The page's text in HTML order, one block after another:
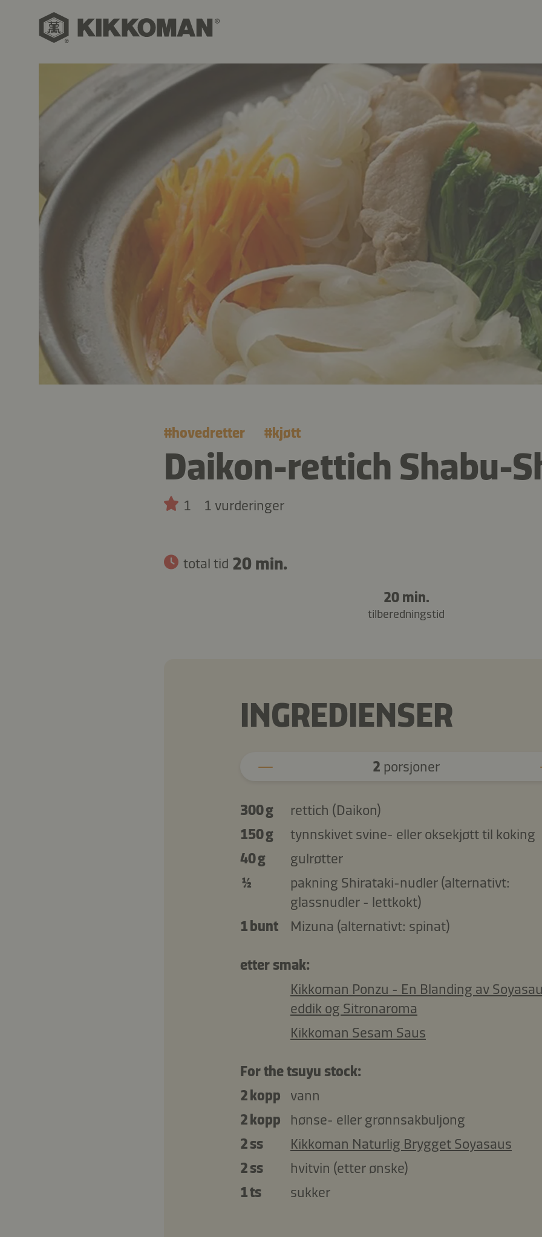
#hovedretter #kjøtt
Daikon-rettich Shabu-
1 1 vurderinger
total tid 20 min.
20 min.
tilberedningstid
INGREDIENSER
2 porsjoner
300 g
rettich (Daikon)
150 g
tynnskivet svine- eller oksekjøtt til koking
40 g
gulrøtter
½
pakning Shirataki-nudler (alternativt:
glassnudler - lettkokt)
1 bunt
Mizuna (alternativt: spinat)
etter smak:
Kikkoman Ponzu - En Blanding av
eddik og Sitronaroma
Kikkoman Sesam Saus
For the tsuyu stock:
2 kopp
vann
2 kopp
hønse- eller grønnsakbuljong
2 ss
Kikkoman Naturlig Brygget Soyasaus
2 ss
hvitvin (etter ønske)
1 ts
sukker